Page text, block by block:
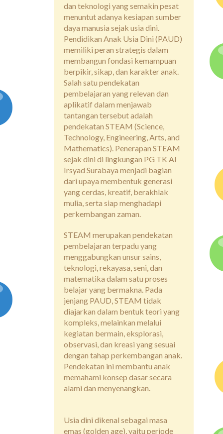
dan teknologi yang semakin pesat
menuntut adanya kesiapan sumber
daya manusia sejak usia dini.
Pendidikan Anak Usia Dini (PAUD)
memiliki peran strategis dalam
membangun fondasi kemampuan
berpikir, sikap, dan karakter anak.
Salah satu pendekatan
pembelajaran yang relevan dan
aplikatif dalam menjawab
tantangan tersebut adalah
pendekatan STEAM (Science,
Technology, Engineering, Arts, and
Mathematics). Penerapan STEAM
sejak dini di lingkungan PG TK Al
Irsyad Surabaya menjadi bagian
dari upaya membentuk generasi
yang cerdas, kreatif, berakhlak
mulia, serta siap menghadapi
perkembangan zaman.
STEAM merupakan pendekatan
pembelajaran terpadu yang
menggabungkan unsur sains,
teknologi, rekayasa, seni, dan
matematika dalam satu proses
belajar yang bermakna. Pada
jenjang PAUD, STEAM tidak
diajarkan dalam bentuk teori yang
kompleks, melainkan melalui
kegiatan bermain, eksplorasi,
observasi, dan kreasi yang sesuai
dengan tahap perkembangan anak.
Pendekatan ini membantu anak
memahami konsep dasar secara
alami dan menyenangkan.
Usia dini dikenal sebagai masa
emas (golden age), yaitu periode